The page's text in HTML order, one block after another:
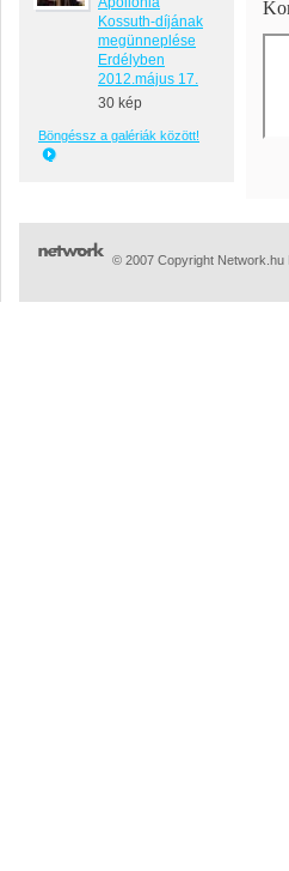
Kossuth-díjának
megünneplése
Erdélyben
2012.május 17.
30 kép
Böngéssz a galériák között!
© 2007 Copyright Network.hu